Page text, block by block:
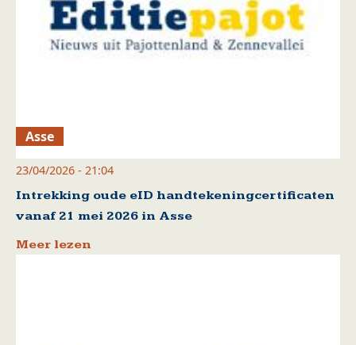
Asse
23/04/2026 - 21:04
Intrekking oude eID handtekeningcertificaten
vanaf 21 mei 2026 in Asse
Meer lezen